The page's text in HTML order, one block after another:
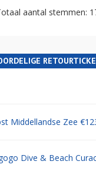
aantal stemmen:
Middellandse Zee
Dive & Beach